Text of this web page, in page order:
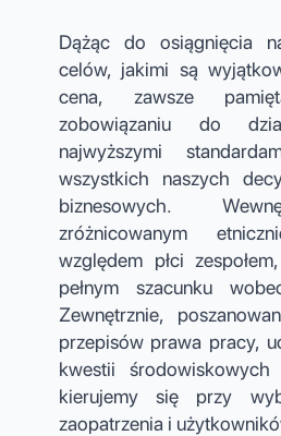
Dążąc do osiągnięcia
celów, jakimi są
cena, zawsze
zobowiązaniu do
najwyższymi
wszystkich naszych
biznesowych.
zróżnicowanym
względem płci
pełnym szacunku
Zewnętrznie,
przepisów prawa pracy,
kwestii
kierujemy się przy
zaopatrzenia i